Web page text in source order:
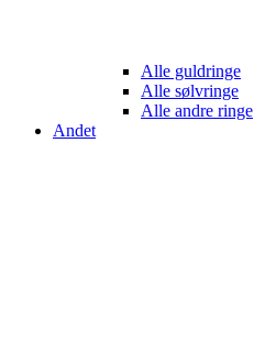
Alle guldringe
Alle sølvringe
Alle andre ringe
Andet